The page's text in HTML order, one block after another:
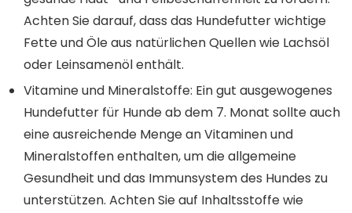
Achten Sie darauf, dass das Hundefutter wichtige
Fette und Öle aus natürlichen Quellen wie Lachsöl
oder Leinsamenöl enthält.
Vitamine und Mineralstoffe: Ein gut ausgewogenes
Hundefutter für Hunde ab dem 7. Monat sollte auch
eine ausreichende Menge an Vitaminen und
Mineralstoffen enthalten, um die allgemeine
Gesundheit und das Immunsystem des Hundes zu
unterstützen. Achten Sie auf Inhaltsstoffe wie